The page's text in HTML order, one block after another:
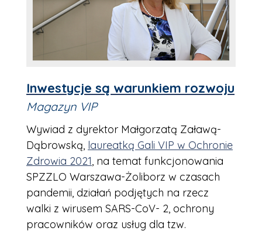
Inwestycje są warunkiem rozwoju
Magazyn VIP
Wywiad z dyrektor Małgorzatą Załawą-
Dąbrowską, laureatką Gali VIP w Ochronie
Zdrowia 2021, na temat funkcjonowania
SPZZLO Warszawa-Żoliborz w czasach
pandemii, działań podjętych na rzecz
walki z wirusem SARS-CoV- 2, ochrony
pracowników oraz usług dla tzw.